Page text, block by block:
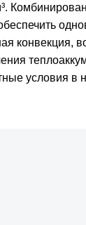
конвекция,
условия в